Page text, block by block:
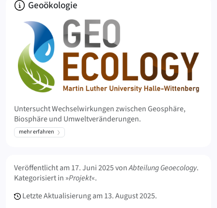
Über
Geoökologie
Untersucht Wechselwirkungen zwischen Geosphäre,
Biosphäre und Umweltveränderungen.
mehr erfahren
Veröffentlicht am 17. Juni 2025vonAbteilung Geoecology.
Kategorisiert in »Projekt«.
Letzte Aktualisierung am 13. August 2025.